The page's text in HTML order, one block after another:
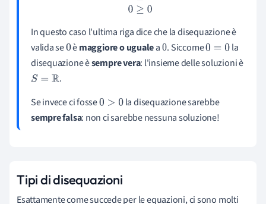
In questo caso l'ultima riga dice che la disequazione è
valida se0èmaggiore o ugualea0. Siccome0=0
la
disequazione èsempre vera: l'insieme delle soluzioni è
S= R
.
Se invece ci fosse0>0
la disequazione sarebbe
sempre falsa: non ci sarebbe nessuna soluzione!
Tipi di disequazioni
Esattamente come succede per le equazioni, ci sono molti